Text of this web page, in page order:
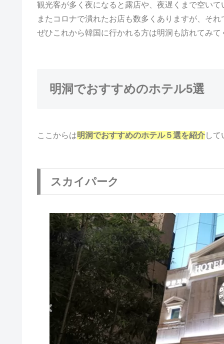
観光客が多く夜になると露店や、夜遅くまで空い
またコロナで潰れたお店も数多くありますが、そ
ぜひこれから韓国に行かれる方は明洞も訪れてみて
明洞でおすすめのホテル5選
ここからは明洞でおすすめのホテル５選を紹介して
スカイパーク